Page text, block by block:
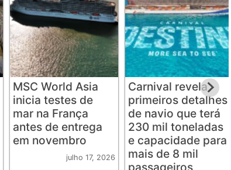
MSC World Asia
inicia testes de
mar na França
antes de entrega
em novembro
julho 17, 2026
Carnival revela
primeiros detalhes
de navio que terá
230 mil toneladas
e capacidade para
mais de 8 mil
passageiros